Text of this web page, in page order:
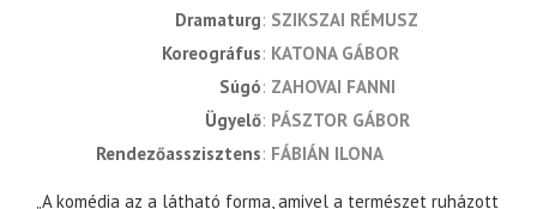
dramaturg SZIKSZAI RÉMUSZ
koreográfus KATONA GÁBOR
súgó ZAHOVAI FANNI
ügyelő PÁSZTOR GÁBOR
rendezőasszisztens FÁBIÁN ILONA
„A komédia az a látható forma, amivel a természet ruházott